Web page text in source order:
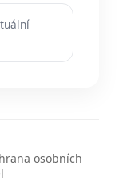
osobních